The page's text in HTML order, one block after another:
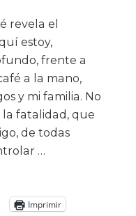
revela el
estoy,
frente a
a la mano,
y mi familia. No
fatalidad, que
de todas
…
Imprimir